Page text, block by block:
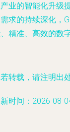
业的智能化升级
求的持续深化，
精准、高效的数
转载，请注明出
时间：2026-08-